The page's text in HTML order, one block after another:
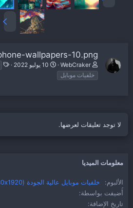
phone-wallpapers-10.png
WebCraker 10 يوليو 2022
ا
خلفيات موبايل
لا توجد تعليقات لعرضها.
معلومات الميديا
الألبوم
خلفيات موبايل عالية الجودة (1080x1920) Phone Backgrounds
أُضيفت بواسطة
تاريخ الإضافة